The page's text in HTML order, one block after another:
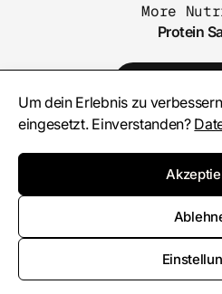
Um dein Erlebnis zu
eingesetzt. Einverstanden?
More
Protein
Komplettes
Nicht deins?